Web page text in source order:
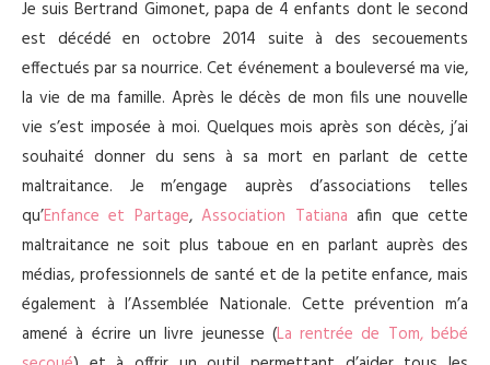
Je suis Bertrand Gimonet, papa de 4 enfants dont le second
est décédé en octobre 2014 suite à des secouements
effectués par sa nourrice. Cet événement a bouleversé ma vie,
la vie de ma famille. Après le décès de mon fils une nouvelle
vie s’est imposée à moi. Quelques mois après son décès, j’ai
souhaité donner du sens à sa mort en parlant de cette
maltraitance. Je m’engage auprès d’associations telles
qu’Enfance et Partage,Association Tatiana afin que cette
maltraitance ne soit plus taboue en en parlant auprès des
médias, professionnels de santé et de la petite enfance, mais
également à l’Assemblée Nationale. Cette prévention m’a
amené à écrire un livre jeunesse (La rentrée de Tom, bébé